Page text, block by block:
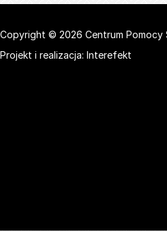
Copyright © 2026 Centrum Pomocy
Projekt i realizacja: Interefekt